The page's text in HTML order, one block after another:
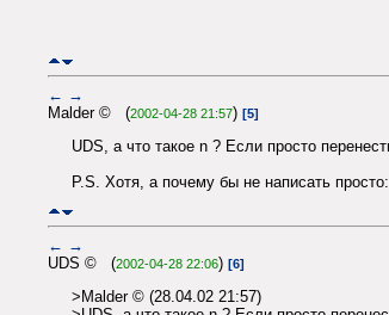
← →
Malder © (2002-04-28 21:57) [5]
UDS, а что такое n ? Если просто
P.S. Хотя, а почемy бы не написать
← →
UDS © (2002-04-28 22:06) [6]
>Malder © (28.04.02 21:57)